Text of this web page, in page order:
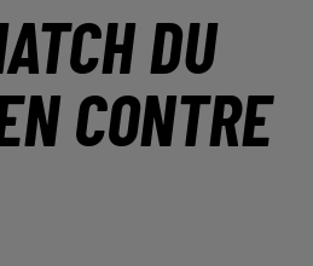
DU
CONTRE